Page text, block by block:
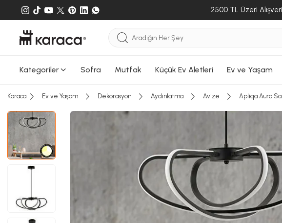
2500 TL Üzeri
Kategoriler Sofra Mutfak Küçük Ev Aletleri Ev ve Yaşam
Karaca Ev ve Yaşam Dekorasyon Aydınlatma Avize Apliqa Aura